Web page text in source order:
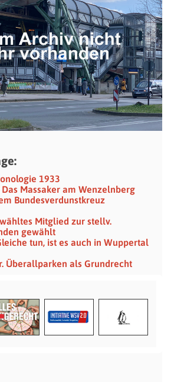
1933
Das Massaker am Wenzelnberg
Bundesverdunstkreuz
Mitglied zur stellv.
gewählt
tun, ist es auch in Wuppertal
Überallparken als Grundrecht